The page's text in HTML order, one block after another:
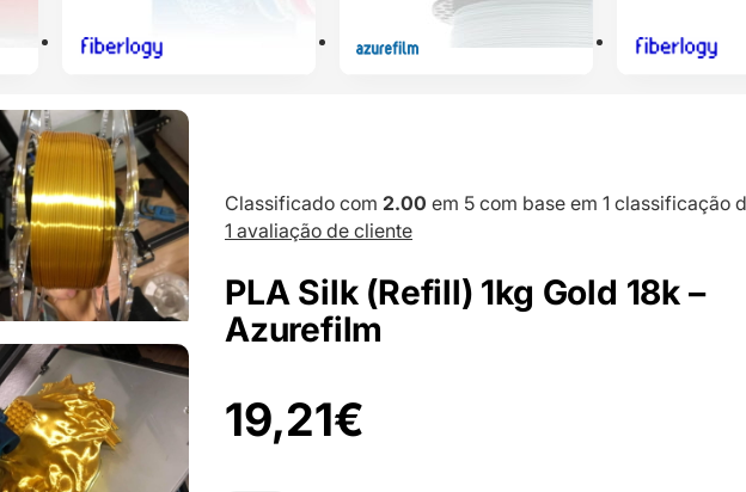
Classificado com 2.00 em 5 com base em 1 classificação
1 avaliação de cliente
PLA Silk (Refill) 1kg Gold 18k –
Azurefilm
19,21€